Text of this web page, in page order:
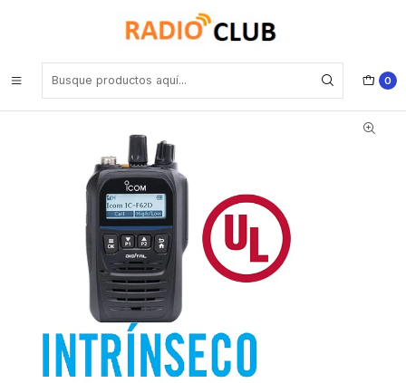
0
Rango UHF Alto 400-520 Mhz (Rango frecuencia Industrial)
ICOM IC-F62D 21 UL UHF2 450-512 MHz MHz 512CH Digital IDAS™
Intrínsecamente Seguro 5W Radio Approved UL Classifications